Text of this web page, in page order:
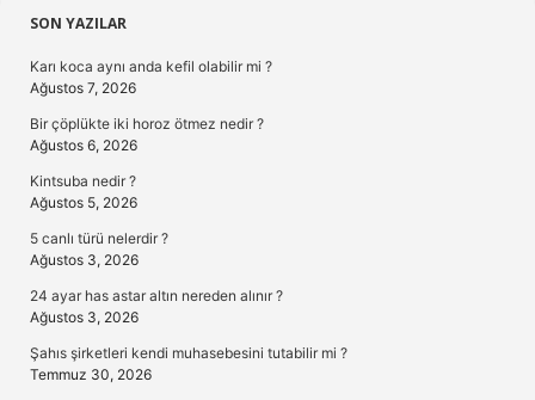
Sidebar
SON YAZILAR
Karı koca aynı anda kefil olabilir mi ?
Ağustos 7, 2026
Bir çöplükte iki horoz ötmez nedir ?
Ağustos 6, 2026
Kintsuba nedir ?
Ağustos 5, 2026
5 canlı türü nelerdir ?
Ağustos 3, 2026
24 ayar has astar altın nereden alınır ?
Ağustos 3, 2026
Şahıs şirketleri kendi muhasebesini tutabilir mi ?
Temmuz 30, 2026